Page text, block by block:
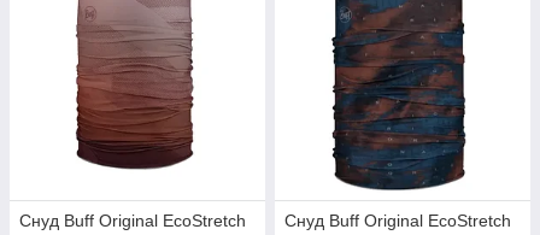
Снуд Buff Original EcoStretch
Снуд Buff Original EcoStretch